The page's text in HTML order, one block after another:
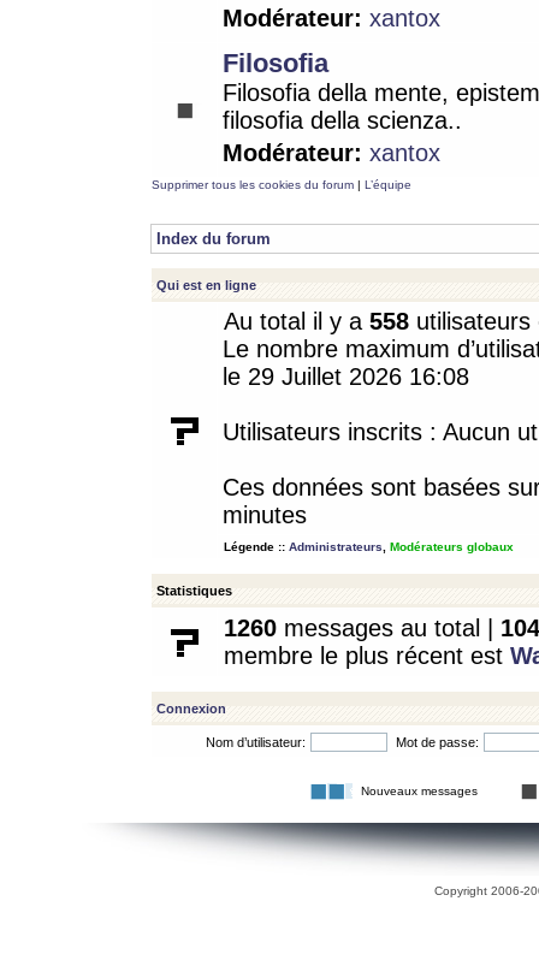
Modérateur: xantox
Filosofia
Filosofia della mente,
filosofia della scienza..
Modérateur: xantox
Supprimer tous les cookies du forum | L’équipe
Index du forum
Qui est en ligne
Au total il y a 558
Le nombre maximum
le 29 Juillet 2026 16:08
Utilisateurs inscrits : Aucun
Ces données sont basées
minutes
Légende :: Administrateurs Modérateurs globaux
Statistiques
1260 messages au total | 104
membre le plus récent est
Connexion
Nom d’utilisateur: Mot de passe:
Nouveaux messages
Copyright 2006-